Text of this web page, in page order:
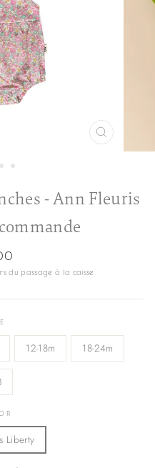
FERMER
(ESC)
- Ann Fleuris
du passage à la caisse.
12-18m 18-24m
Liberty